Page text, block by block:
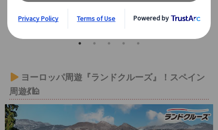
ヨーロッパ周遊『ランドクルーズ』！スペイン
周遊💃🕌